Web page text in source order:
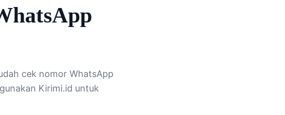
cek nomor WhatsApp
Kirimi.id untuk